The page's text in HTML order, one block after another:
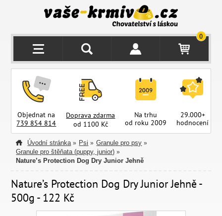
0
Objednat na
739 854 814
Doprava zdarma
od 1100 Kč
Na trhu
od roku 2009
29.000+
hodnocení
Úvodní stránka » Psi » Granule pro psy »
Granule pro štěňata (puppy, junior) »
Nature’s Protection Dog Dry Junior Jehně
Nature’s Protection Dog Dry Junior Jehně -
500g - 122 Kč